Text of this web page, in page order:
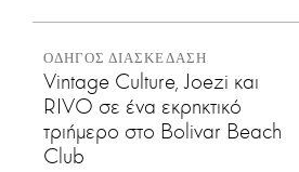
ΟΔΗΓΟΣ ΔΙΑΣΚΕΔΑΣΗ
Vintage Culture, Joezi και
RIVO σε ένα εκρηκτικό
τριήμερο στο Bolivar Beach
Club